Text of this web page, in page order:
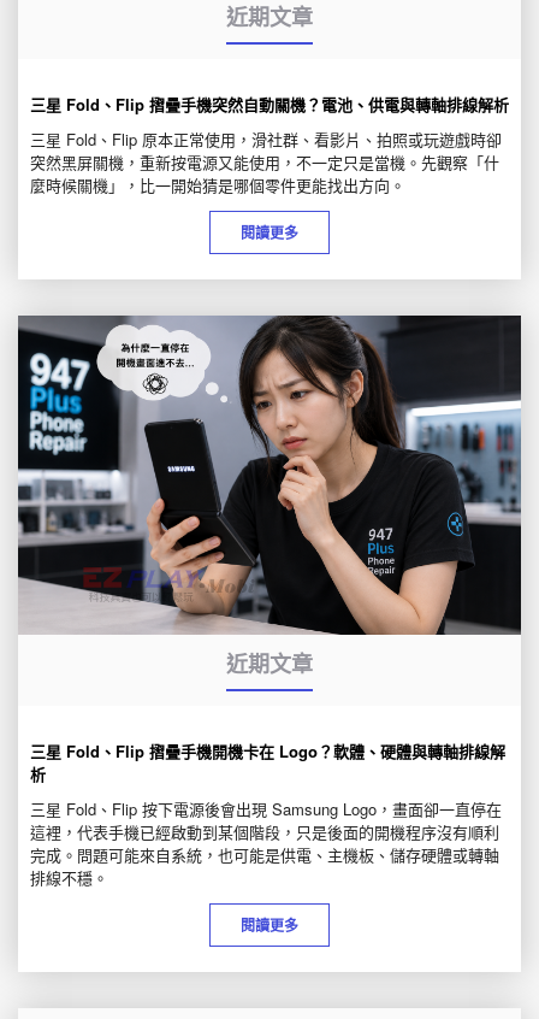
近期文章
三星 Fold、Flip 摺疊手機突然自動關機？電池、供電與轉軸排線解析
三星 Fold、Flip 原本正常使用，滑社群、看影片、拍照或玩遊戲時卻
突然黑屏關機，重新按電源又能使用，不一定只是當機。先觀察「什
麼時候關機」，比一開始猜是哪個零件更能找出方向。
閱讀更多
近期文章
三星 Fold、Flip 摺疊手機開機卡在 Logo？軟體、硬體與轉軸排線解
析
三星 Fold、Flip 按下電源後會出現 Samsung Logo，畫面卻一直停在
這裡，代表手機已經啟動到某個階段，只是後面的開機程序沒有順利
完成。問題可能來自系統，也可能是供電、主機板、儲存硬體或轉軸
排線不穩。
閱讀更多